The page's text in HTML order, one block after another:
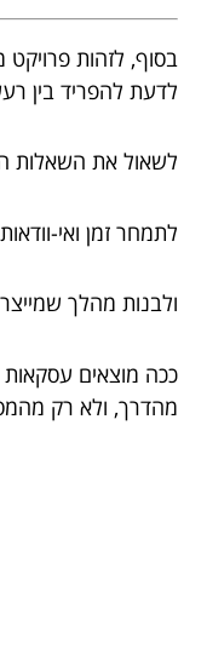
בסוף, לזהות
לדעת להפריד בין
לשאול את השאלות
לתמחר זמן ואי-
ולבנות מהלך
ככה מוצאים
מהדרך, ולא רק